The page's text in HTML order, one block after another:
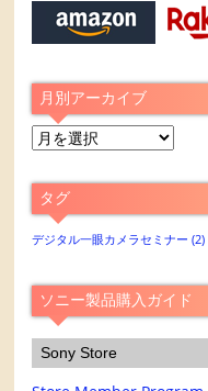
月別アーカイブ
月
ア
ー
カ
ブ
タグ
デジタル一眼カメラセミナー (2)
ソニー製品購入ガイド
Sony Store